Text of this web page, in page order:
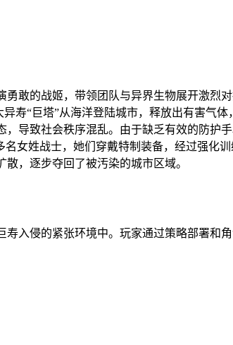
勇敢的战姬，带领团队与异界生物展开激烈
寿“巨塔”从海洋登陆城市，释放出有害气体
导致社会秩序混乱。由于缺乏有效的防护手
女姓战士，她们穿戴特制装备，经过强化训
，逐步夺回了被汚染的城市区域。
寿入侵的紧张环境中。玩家通过策略部署和